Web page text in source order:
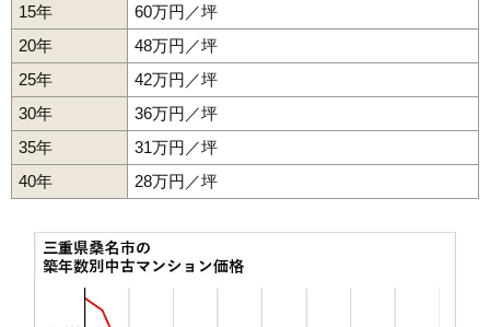
15年
60万円／坪
20年
48万円／坪
25年
42万円／坪
30年
36万円／坪
35年
31万円／坪
40年
28万円／坪